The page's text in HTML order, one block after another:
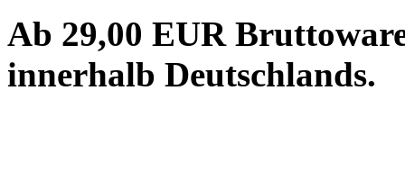
Ab 29,00 EUR
innerhalb Deutschlands.